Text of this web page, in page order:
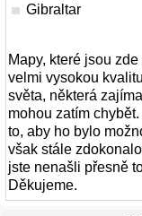
Gibraltar
Mapy, které jsou
velmi vysokou
světa, některá
mohou zatím
to, aby ho bylo
však stále
jste nenašli přesně
Děkujeme.